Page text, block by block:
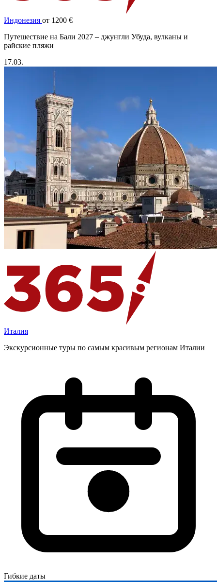
Индонезия от 1200 €
Путешествие на Бали 2027 – джунгли Убуда, вулканы и
райские пляжи
17.03.
Италия
Экскурсионные туры по самым красивым регионам Италии
Гибкие даты